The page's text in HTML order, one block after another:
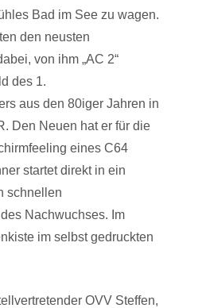
Bad im See zu wagen.
den neusten
von ihm „AC 2“
des 1.
aus den 80iger Jahren in
Den Neuen hat er für die
eines C64
startet direkt in ein
schnellen
Nachwuchses. Im
im selbst gedruckten
OVV Steffen,